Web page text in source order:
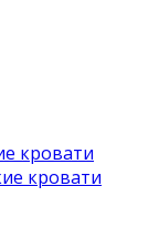
кровати
кровати